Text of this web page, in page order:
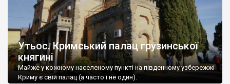
Утьос. Кримський палац грузинської
княгині
Майже у кожному населеному пункті на південному узбережжі
Криму є свій палац (а часто і не один).